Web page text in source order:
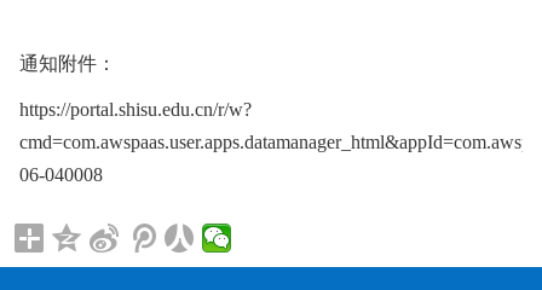
通知附件：
https://portal.shisu.edu.cn/r/w?
06-040008